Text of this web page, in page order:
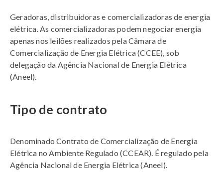
Geradoras, distribuidoras e comercializadoras de energia
elétrica. As comercializadoras podem negociar energia
apenas nos leilões realizados pela Câmara de
Comercialização de Energia Elétrica (CCEE), sob
delegação da Agência Nacional de Energia Elétrica
(Aneel).
Tipo de contrato
Denominado Contrato de Comercialização de Energia
Elétrica no Ambiente Regulado (CCEAR). É regulado pela
Agência Nacional de Energia Elétrica (Aneel).